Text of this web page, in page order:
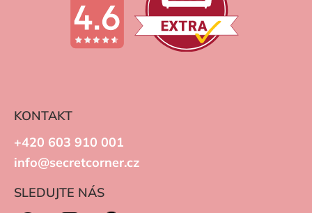
KONTAKT
+420 603 910 001
info@secretcorner.cz
SLEDUJTE NÁS